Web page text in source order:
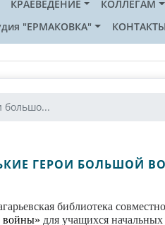
КРАЕВЕДЕНИЕ КОЛЛЕГАМ
"ЕРМАКОВКА" КОНТАКТЫ
большо...
ГЕРОИ БОЛЬШОЙ
библиотека
войны» для учащихся начальных